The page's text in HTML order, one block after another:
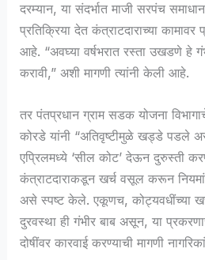
दरम्यान, या संदर्भात माजी सरपंच
प्रतिक्रिया देत कंत्राटदाराच्या
आहे. “अवघ्या वर्षभरात रस्ता उखडणे हे
करावी,” अशी मागणी त्यांनी केली आहे.
तर पंतप्रधान ग्राम सडक योजना
कोरडे यांनी “अतिवृष्टीमुळे खड्डे पडले
एप्रिलमध्ये ‘सील कोट’ देऊन दुरुस्ती
कंत्राटदाराकडून खर्च वसूल करून
असे स्पष्ट केले. एकूणच, कोट्यवधींच्या
दुरवस्था ही गंभीर बाब असून, या
दोषींवर कारवाई करण्याची मागणी